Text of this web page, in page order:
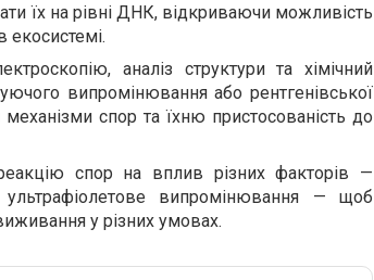
їх на рівні ДНК, відкриваючи можливість
екосистемі.
аналіз структури та хімічний
випромінювання або рентгенівської
спор та їхню пристосованість до
спор на вплив різних факторів —
ультрафіолетове випромінювання — щоб
у різних умовах.